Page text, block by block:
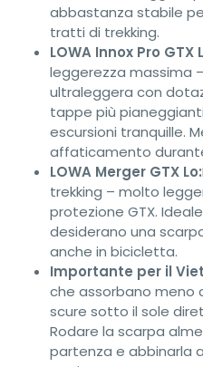
abbastanza stabile
tratti di trekking.
LOWA Innox Pro GTX
leggerezza massima
ultraleggera con
tappe più
escursioni tranquille.
affaticamento
LOWA Merger GTX Lo:
trekking – molto
protezione GTX.
desiderano una
anche in bicicletta.
Importante per il
che assorbano meno
scure sotto il sole
Rodare la scarpa
partenza e abbinarla